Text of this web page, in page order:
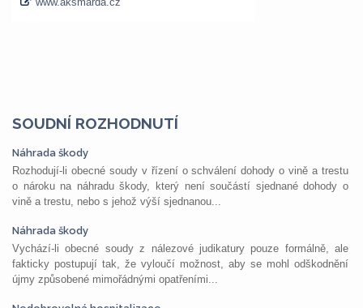
SOUDNÍ ROZHODNUTÍ
Náhrada škody
Rozhodují-li obecné soudy v řízení o schválení dohody o vině a trestu
o nároku na náhradu škody, který není součástí sjednané dohody o
vině a trestu, nebo s jehož výší sjednanou...
Náhrada škody
Vychází-li obecné soudy z nálezové judikatury pouze formálně, ale
fakticky postupují tak, že vyloučí možnost, aby se mohl odškodnění
újmy způsobené mimořádnými opatřeními...